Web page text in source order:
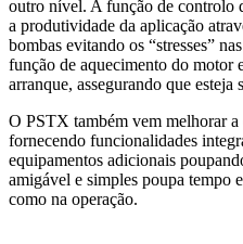
outro nível. A função de controlo
a produtividade da aplicação
bombas evitando os “stresses”
função de aquecimento do motor
arranque, assegurando que esteja
O PSTX também vem melhorar a
fornecendo funcionalidades
equipamentos adicionais
amigável e simples poupa tempo
como na operação.